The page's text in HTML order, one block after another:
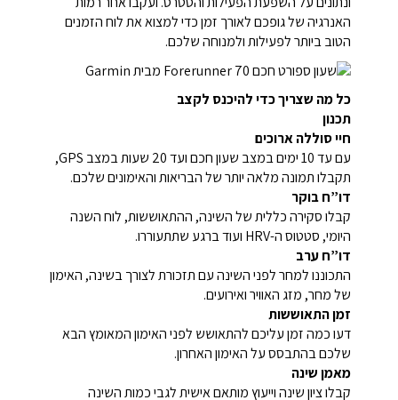
האנרגיה של גופכם לאורך זמן כדי למצוא את לוח הזמנים
הטוב ביותר לפעילות ולמנוחה שלכם.
כל מה שצריך כדי להיכנס לקצב
תכנון
חיי סוללה ארוכים
עם עד 10 ימים במצב שעון חכם ועד 20 שעות במצב GPS,
תקבלו תמונה מלאה יותר של הבריאות והאימונים שלכם.
דו”ח בוקר
קבלו סקירה כללית של השינה, ההתאוששות, לוח השנה
היומי, סטטוס ה-HRV ועוד ברגע שתתעוררו.
דו”ח ערב
התכוננו למחר לפני השינה עם תזכורת לצורך בשינה, האימון
של מחר, מזג האוויר ואירועים.
זמן התאוששות
דעו כמה זמן עליכם להתאושש לפני האימון המאומץ הבא
שלכם בהתבסס על האימון האחרון.
מאמן שינה
קבלו ציון שינה וייעוץ מותאם אישית לגבי כמות השינה